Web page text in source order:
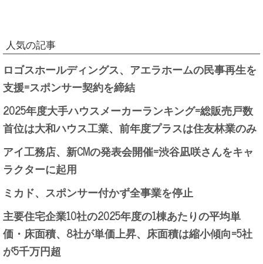
人気の記事
ロゴスホールディングス、アエラホームの民事再生を
支援=スポンサー契約を締結
2025年度大手ハウスメーカーランキング=総販売戸数
首位は大和ハウス工業、前年度プラスは住友林業のみ
アイ工務店、新CMの発表会開催=渋谷凪咲さんをキャ
ラクターに起用
ミカド、スポンサー付かず全事業を停止
主要住宅企業10社の2025年度の1棟あたりの平均単
価・床面積、8社が単価上昇、床面積は縮小傾向=5社
が5千万円超